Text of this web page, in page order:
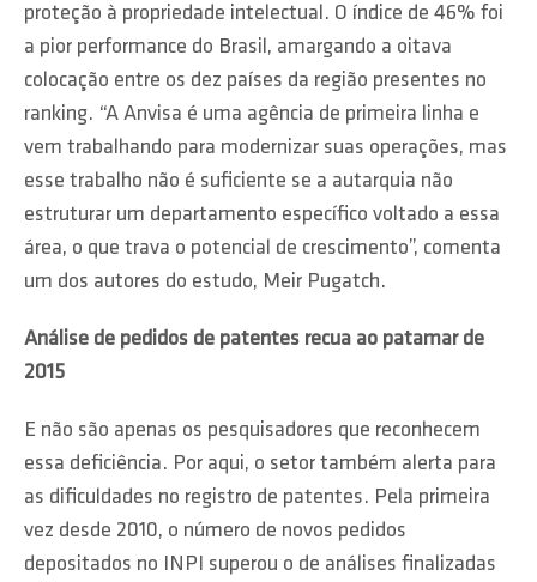
proteção à propriedade intelectual. O índice de 46% foi
a pior performance do Brasil, amargando a oitava
colocação entre os dez países da região presentes no
ranking. “A Anvisa é uma agência de primeira linha e
vem trabalhando para modernizar suas operações, mas
esse trabalho não é suficiente se a autarquia não
estruturar um departamento específico voltado a essa
área, o que trava o potencial de crescimento”, comenta
um dos autores do estudo, Meir Pugatch.
Análise de pedidos de patentes recua ao patamar de
2015
E não são apenas os pesquisadores que reconhecem
essa deficiência. Por aqui, o setor também alerta para
as dificuldades no registro de patentes. Pela primeira
vez desde 2010, o número de novos pedidos
depositados no INPI superou o de análises finalizadas